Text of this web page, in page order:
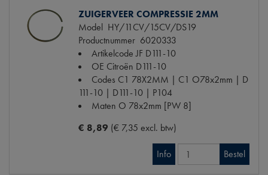
ZUIGERVEER COMPRESSIE 2MM
Model HY/11CV/15CV/DS19
Productnummer 6020333
Artikelcode JF D111-10
OE Citroën D111-10
Codes C1 78X2MM | C1 O78x2mm | D
111-10 | D111-10 | P104
Maten O 78x2mm [PW 8]
€ 8,89 (€ 7,35 excl. btw)
Info Bestel